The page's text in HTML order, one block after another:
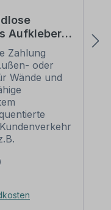
Aufkleber,
oder
Zahlung
oder
Wände und
auf eine